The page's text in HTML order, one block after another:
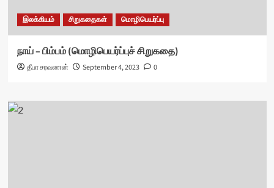
இலக்கியம் சிறுகதைகள் மொழிபெயர்ப்பு
நாய் – பிம்பம் (மொழிபெயர்ப்புச் சிறுகதை)
தீபா சரவணன் September 4, 2023 0